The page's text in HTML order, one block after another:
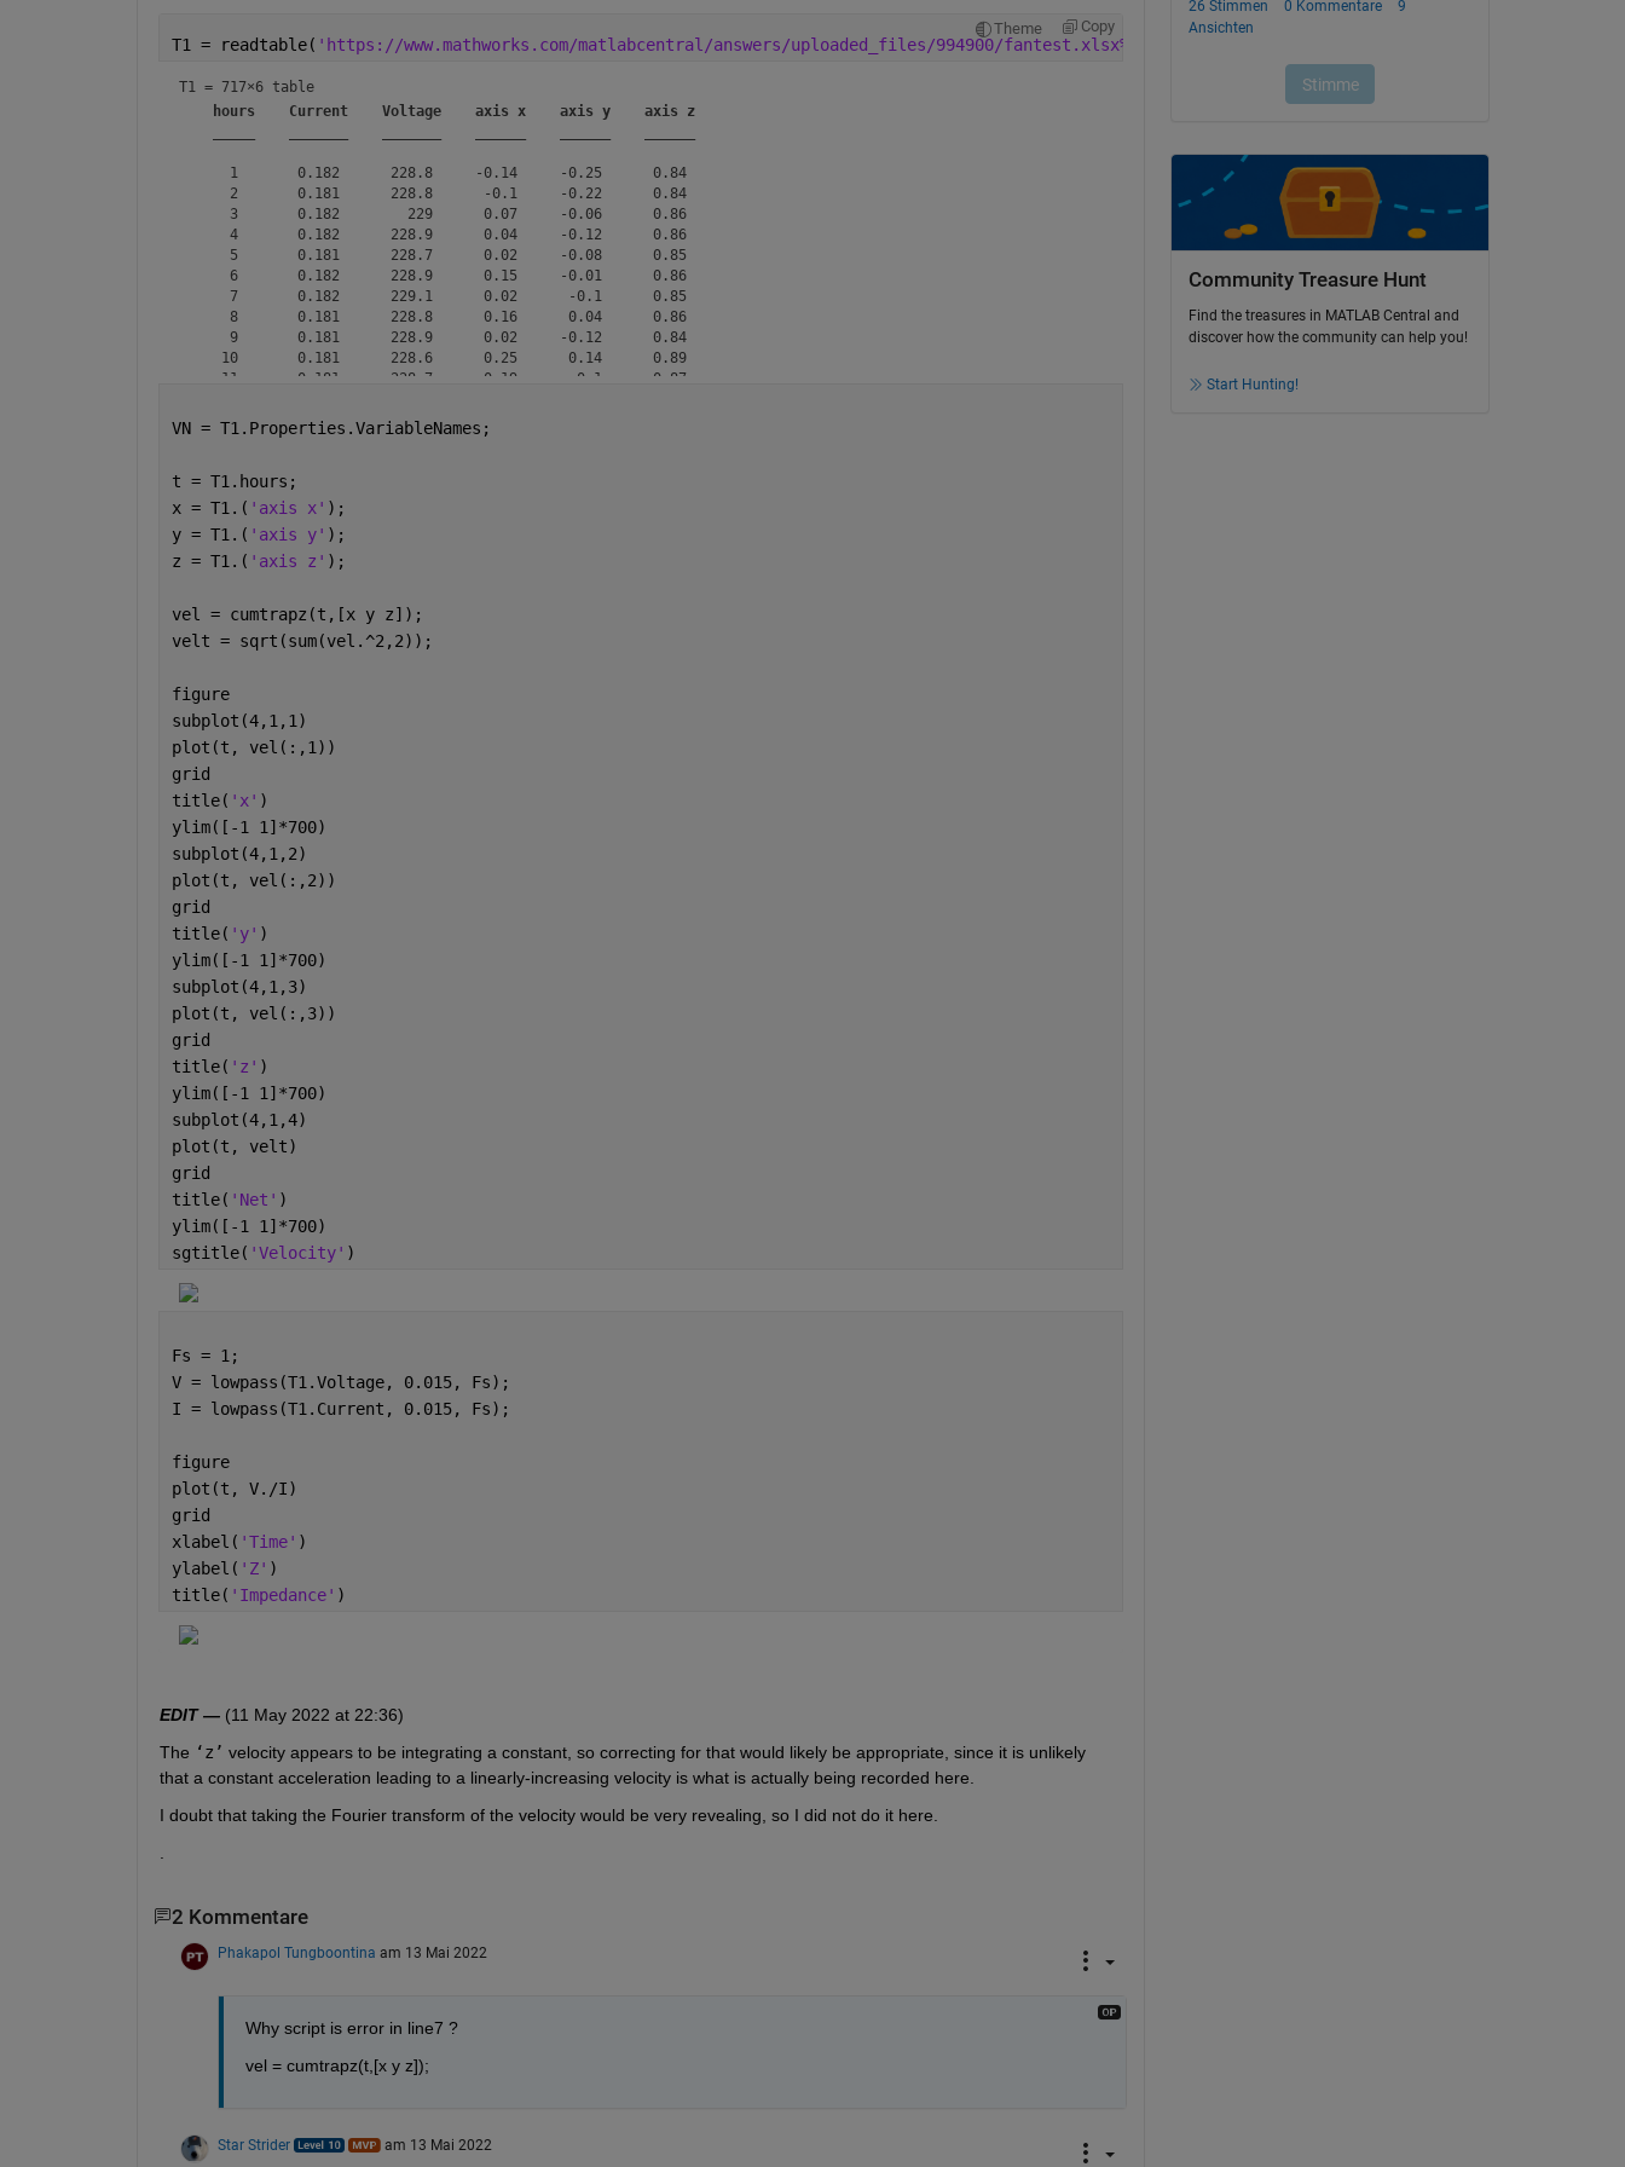
Theme Copy
T1 = readtable( 'https://www.mathworks.com/matlabcentral/answers/uploaded_files/994900/fantest.xlsx%20-%20Sheet2.xlsx'
T1 = 717×6 table
hours
Current Voltage axis x axis y
axis z
      1       0.182      228.8     -0.14     -0.25      0.84
      2       0.181      228.8      -0.1     -0.22      0.84
      3       0.182        229      0.07     -0.06      0.86
      4       0.182      228.9      0.04     -0.12      0.86
      5       0.181      228.7      0.02     -0.08      0.85
      6       0.182      228.9      0.15     -0.01      0.86
      7       0.182      229.1      0.02      -0.1      0.85
      8       0.181      228.8      0.16      0.04      0.86
      9       0.181      228.9      0.02     -0.12      0.84
     10       0.181      228.6      0.25      0.14      0.89
     11       0.181      228.7      0.19       0.1      0.87
     13       0.181      228.8      0.17      0.09      0.88
     14       0.182      229.1       0.3      0.17      0.89
VN = T1.Properties.VariableNames;
t = T1.hours;
x = T1.( 'axis x' );
y = T1.( 'axis y' );
z = T1.( 'axis z' );
vel = cumtrapz(t,[x y z]);
velt = sqrt(sum(vel.^2,2));
figure
subplot(4,1,1)
plot(t, vel(:,1))
grid
title( 'x' )
ylim([-1 1]*700)
subplot(4,1,2)
plot(t, vel(:,2))
grid
title( 'y' )
ylim([-1 1]*700)
subplot(4,1,3)
plot(t, vel(:,3))
grid
title( 'z' )
ylim([-1 1]*700)
subplot(4,1,4)
plot(t, velt)
grid
title( 'Net' )
ylim([-1 1]*700)
sgtitle( 'Velocity' )
Fs = 1;
V = lowpass(T1.Voltage, 0.015, Fs);
I = lowpass(T1.Current, 0.015, Fs);
figure
plot(t, V./I)
grid
xlabel( 'Time' )
ylabel( 'Z' )
title( 'Impedance' )
EDIT — (11 May 2022 at 22:36)
The ‘z’ velocity appears to be integrating a constant, so correcting for that would likely be appropriate, since it is unlikely
that a constant acceleration leading to a linearly-increasing velocity is what is actually being recorded here.
I doubt that taking the Fourier transform of the velocity would be very revealing, so I did not do it here.
2 Kommentare
Phakapol Tungboontina am 13 Mai 2022
Why script is error in line7 ?
vel = cumtrapz(t,[x y z]);
Star Strider am 13 Mai 2022
Community Treasure Hunt
Find the treasures in MATLAB Central and
discover how the community can help you!
Start Hunting!